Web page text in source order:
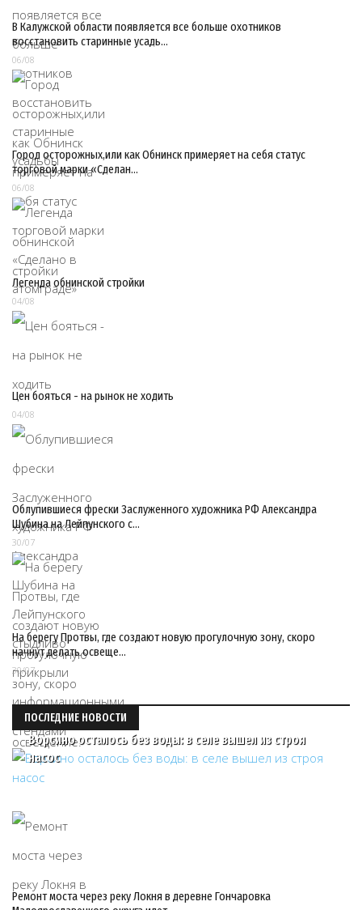
В Калужской области появляется все больше охотников
восстановить старинные усадь…
06/08
Город осторожных,или как Обнинск примеряет на себя статус
торговой марки «Сделан…
06/08
Легенда обнинской стройки
04/08
Цен бояться - на рынок не ходить
04/08
Облупившиеся фрески Заслуженного художника РФ Александра
Шубина на Лейпунского с…
30/07
На берегу Протвы, где создают новую прогулочную зону, скоро
начнут делать освеще…
30/07
ПОСЛЕДНИЕ НОВОСТИ
Ворсино осталось без воды: в селе вышел из строя
насос
Ремонт моста через реку Локня в деревне Гончаровка